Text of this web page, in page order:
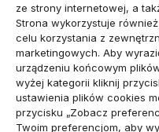
ze strony internetowej, a
Strona wykorzystuje
celu korzystania z
marketingowych. Aby
urządzeniu końcowym
wyżej kategorii kliknij
ustawienia plików cookies
przycisku „Zobacz
Twoim preferencjom, aby
Edukacja, Rozrywka
Inne (89)
Moda, Lifestyle(23)
Motoryzacja(48)